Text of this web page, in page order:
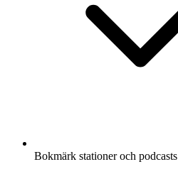
Bokmärk stationer och podcasts